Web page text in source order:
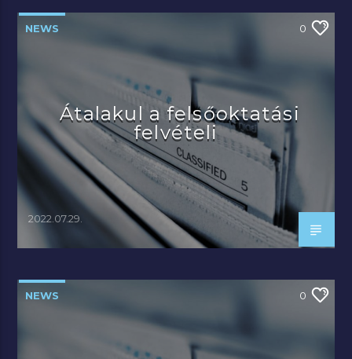
NEWS 0
Átalakul a felsőoktatási
felvételi
2022.07.29.
NEWS 0